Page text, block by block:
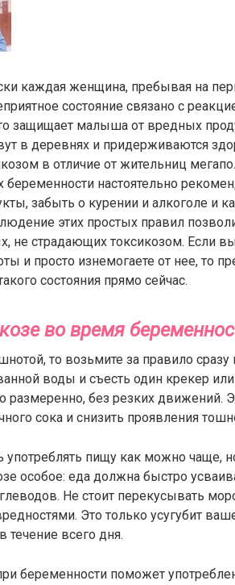
каждая женщина, пребывая на
состояние связано с
защищает малыша от вредных
в деревнях и придерживаются
в отличие от жительниц
настоятельно
забыть о курении и алкоголе и
этих простых правил
не страдающих токсикозом. Если
и просто изнемогаете от нее, то
состояния прямо сейчас.
во время
то возьмите за правило
воды и съесть один крекер
размеренно, без резких движений.
сока и снизить проявления
употреблять пищу как можно чаще,
особое: еда должна быстро
Не стоит перекусывать
Это только усугубит
течение всего дня.
беременности поможет